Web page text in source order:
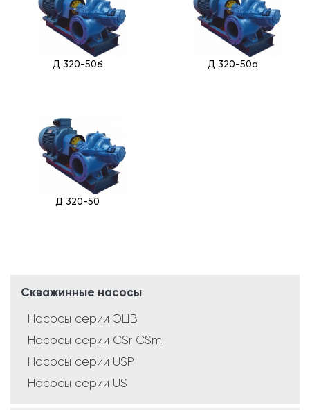
Д 320-50б Д 320-50а
Д 320-50
Скважинные насосы
Насосы серии ЭЦВ
Насосы серии CSr CSm
Насосы серии USP
Насосы серии US